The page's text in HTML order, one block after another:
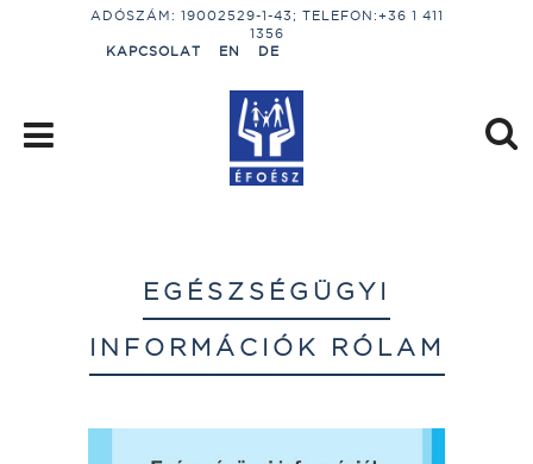
ADÓSZÁM: 19002529-1-43; TELEFON:+36 1 411
1356
KAPCSOLAT
EN DE
EGÉSZSÉGÜGYI
INFORMÁCIÓK RÓLAM